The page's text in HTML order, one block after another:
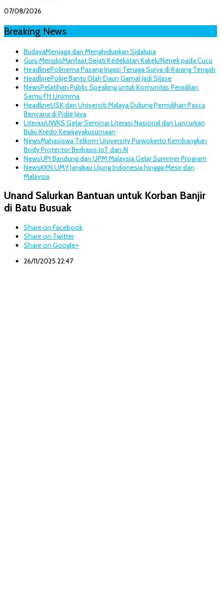
07/08/2026
Breaking News
BudayaMenjaga dan Menghidupkan Sidalupa
Guru MenulisManfaat Sejati Kedekatan Kakek/Nenek pada Cucu
HeadlinePolinema Pasang Irigasi Tenaga Surya di Karang Tengah
HeadlinePolije Bantu Olah Daun Gamal Jadi Silase
NewsPelatihan Public Speaking untuk Komunitas Peradilan
Semu FH Unimma
HeadlineUSK dan Universiti Malaya Dukung Pemulihan Pasca
Bencana di Pidie Jaya
LiterasiUWKS Gelar Seminar Literasi Nasional dan Luncurkan
Buku Kredo Kewijayakusumaan
NewsMahasiswa Telkom University Purwokerto Kembangkan
Body Protector Berbasis IoT dan AI
NewsUPI Bandung dan UPM Malaysia Gelar Summer Program
NewsKKN UMY Jangkau Ujung Indonesia hingga Mesir dan
Malaysia
Unand Salurkan Bantuan untuk Korban Banjir
di Batu Busuak
Share on Facebook
Share on Twitter
Share on Google+
26/11/2025 22:47